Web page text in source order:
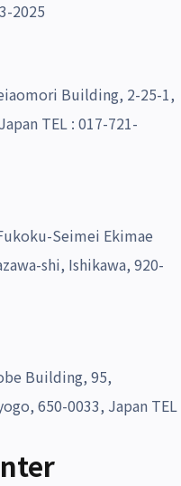
2025
Building, 2-25-1,
TEL : 017-721-
Seimei Ekimae
shi, Ishikawa, 920-
Building, 95,
650-0033, Japan TEL